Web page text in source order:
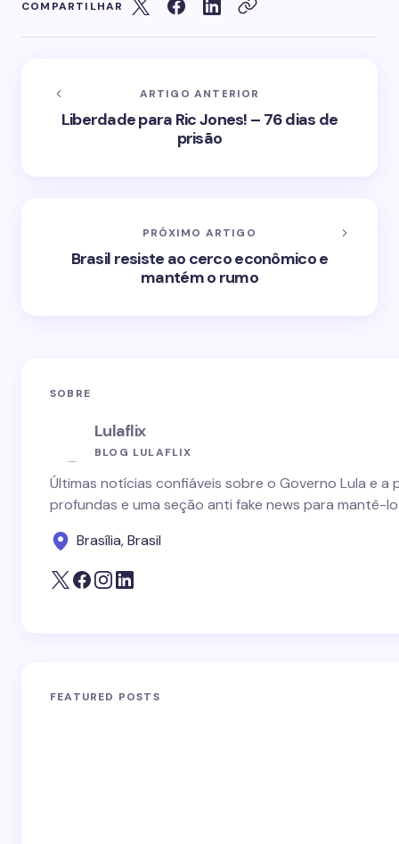
COMPARTILHAR
ARTIGO ANTERIOR
Liberdade para Ric Jones! – 76 dias de
prisão
PRÓXIMO ARTIGO
Brasil resiste ao cerco econômico e
mantém o rumo
SOBRE
Lulaflix
BLOG LULAFLIX
Últimas notícias confiáveis sobre o Governo Lula e
profundas e uma seção anti fake news para mantê-
Brasília, Brasil
FEATURED POSTS